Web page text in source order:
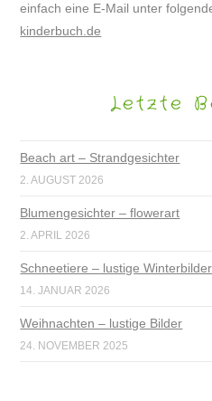
einfach eine E-Mail unter
kinderbuch.de
Letzte
Beach art – Strandgesichter
2. AUGUST 2026
Blumengesichter – flowerart
2. APRIL 2026
Schneetiere – lustige Winterbilder
14. JANUAR 2026
Weihnachten – lustige Bilder
24. NOVEMBER 2025